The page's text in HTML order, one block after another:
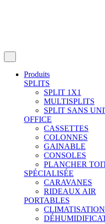
Produits
SPLITS
SPLIT 1X1
MULTISPLITS
SPLIT SANS
OFFICE
CASSETTES
COLONNES
GAINABLE
CONSOLES
PLANCHER
SPÉCIALISÉE
CARAVANES
RIDEAUX AIR
PORTABLES
CLIMATISATION